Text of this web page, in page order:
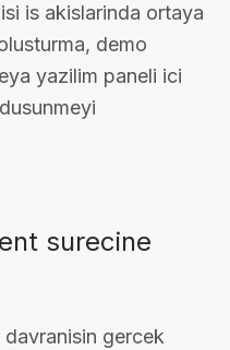
is akislarinda ortaya
demo
yazilim paneli ici
surecine
gercek